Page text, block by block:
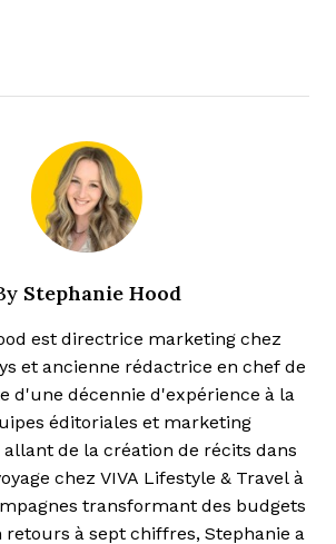
Stephanie Hood
est directrice marketing chez
et ancienne rédactrice en chef de
d'une décennie d'expérience à la
éditoriales et marketing
de la création de récits dans
chez VIVA Lifestyle & Travel à
transformant des budgets
retours à sept chiffres, Stephanie a